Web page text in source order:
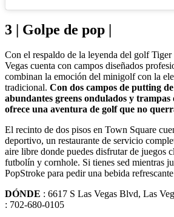
3 | Golpe de pop |
Con el respaldo de la leyenda del golf
Vegas cuenta con campos diseñados
combinan la emoción del minigolf con la
tradicional. Con dos campos de putting
abundantes greens ondulados y
ofrece una aventura de golf que no
El recinto de dos pisos en Town Square
deportivo, un restaurante de servicio
aire libre donde puedes disfrutar de juegos
futbolín y cornhole. Si tienes sed mientras
PopStroke para pedir una bebida
DÓNDE : 6617 S Las Vegas Blvd, Las
: 702-680-0105